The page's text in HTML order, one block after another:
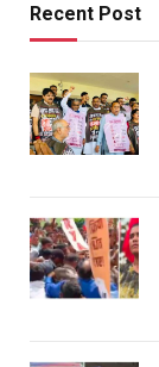
Recent Post